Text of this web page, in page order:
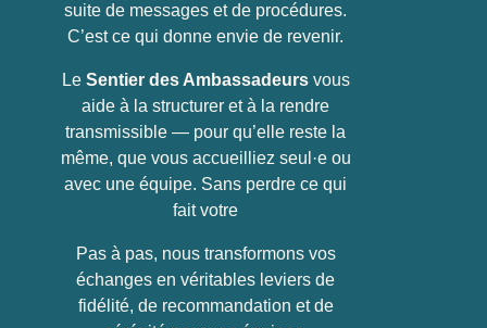
suite de messages et de procédures.
C’est ce qui donne envie de revenir.
Le Sentier des Ambassadeursvous
aide à la structurer et à la rendre
transmissible — pour qu’elle reste la
même, que vous accueilliez seul·e ou
avec une équipe. Sans perdre ce qui
fait votre
Pas à pas, nous transformons vos
échanges en véritables leviers de
fidélité, de recommandation et de